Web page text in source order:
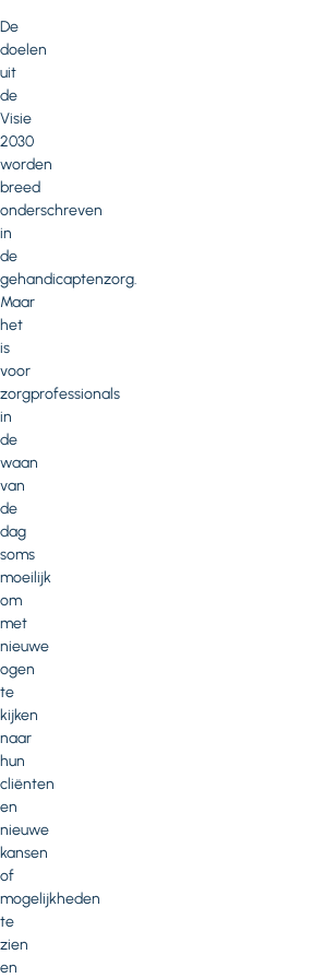
De
doelen
uit
de
Visie
2030
worden
breed
onderschreven
in
de
gehandicaptenzorg.
Maar
het
is
voor
zorgprofessionals
in
de
waan
van
de
dag
soms
moeilijk
om
met
nieuwe
ogen
te
kijken
naar
hun
cliënten
en
nieuwe
kansen
of
mogelijkheden
te
zien
en